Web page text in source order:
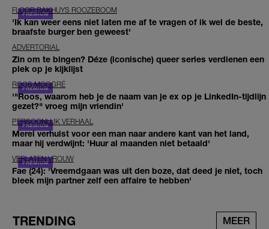
FLOOR BAKHUYS ROOZEBOOM
'Ik kan weer eens niet laten me af te vragen of ik wel de beste,
braafste burger ben geweest'
ADVERTORIAL
Zin om te bingen? Déze (iconische) queer series verdienen een
plek op je kijklijst
ROOS MOGGRÉ
'"Roos, waarom heb je de naam van je ex op je LinkedIn-tijdlijn
gezet?" vroeg mijn vriendin'
PERSOONLIJK VERHAAL
Merel verhuist voor een man naar andere kant van het land,
maar hij verdwijnt: 'Huur al maanden niet betaald'
VERLATEN VROUW
Fae (24): 'Vreemdgaan was uit den boze, dat deed je niet, toch
bleek mijn partner zelf een affaire te hebben'
TRENDING MEER